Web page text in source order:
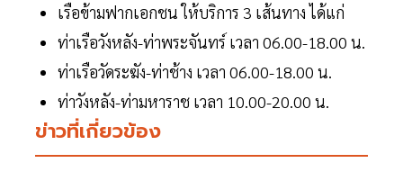
เรือข้ามฟากเอกชน ให้บริการ 3 เส้นทาง ได้แก่
ท่าเรือวังหลัง-ท่าพระจันทร์ เวลา 06.00-18.00 น.
ท่าเรือวัดระฆัง-ท่าช้าง เวลา 06.00-18.00 น.
ท่าวังหลัง-ท่ามหาราช เวลา 10.00-20.00 น.
ข่าวที่เกี่ยวข้อง